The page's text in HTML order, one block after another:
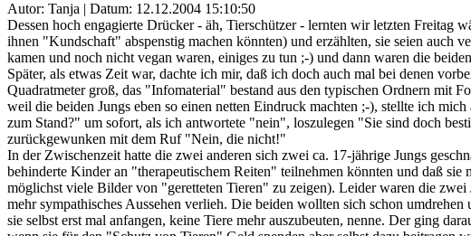
Autor: Tanja | Datum: 12.12.2004 15:10:50
Dessen hoch engagierte Drücker - äh, Tierschützer - lernten wir letzten Freitag
ihnen "Kundschaft" abspenstig machen könnten) und erzählten, sie seien auch
kamen und noch nicht vegan waren, einiges zu tun ;-) und dann waren die
Später, als etwas Zeit war, dachte ich mir, daß ich doch auch mal bei denen
Quadratmeter groß, das "Infomaterial" bestand aus den typischen Ordnern mit
weil die beiden Jungs eben so einen netten Eindruck machten ;-), stellte ich
zum Stand?" um sofort, als ich antwortete "nein", loszulegen "Sie sind doch
zurückgewunken mit dem Ruf "Nein, die nicht!"
In der Zwischenzeit hatte die zwei anderen sich zwei ca. 17-jährige Jungs
behinderte Kinder an "therapeutischem Reiten" teilnehmen könnten und daß
möglichst viele Bilder von "geretteten Tieren" zu zeigen). Leider waren die
mehr sympathisches Aussehen verlieh. Die beiden wollten sich schon
sie selbst erst mal anfangen, keine Tiere mehr auszubeuten, nenne. Der ging